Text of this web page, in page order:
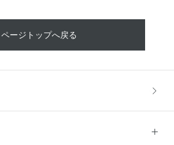
ページトップへ戻る